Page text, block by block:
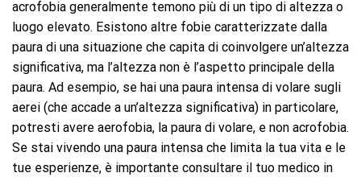
acrofobia generalmente temono più di un tipo di altezza o
luogo elevato. Esistono altre fobie caratterizzate dalla
paura di una situazione che capita di coinvolgere un’altezza
significativa, ma l’altezza non è l’aspetto principale della
paura. Ad esempio, se hai una paura intensa di volare sugli
aerei (che accade a un’altezza significativa) in particolare,
potresti avere aerofobia, la paura di volare, e non acrofobia.
Se stai vivendo una paura intensa che limita la tua vita e le
tue esperienze, è importante consultare il tuo medico in